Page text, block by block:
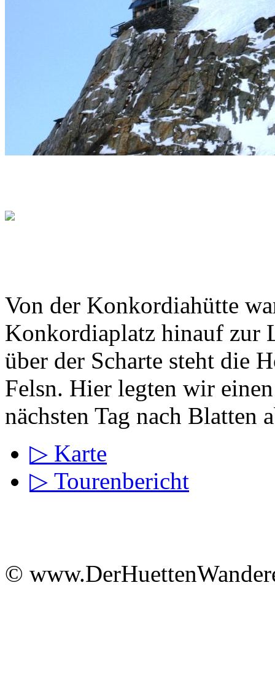
Von der Konkordiahütte
Konkordiaplatz hinauf zur
über der Scharte steht die
Felsn. Hier legten wir
nächsten Tag nach Blatten
▷ Karte
▷ Tourenbericht
©